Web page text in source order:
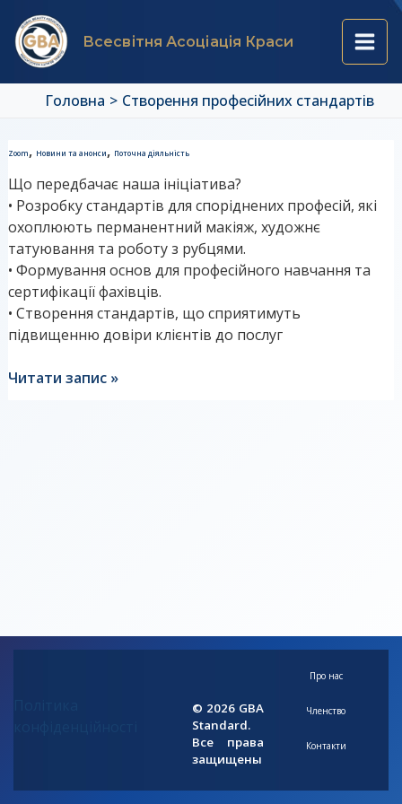
Перейти
до
вмісту
Всесвітня Асоціація Краси
Main
Головна Створення професійних стандартів
Zoom, Новини та анонси, Поточна діяльність
Що передбачає наша ініціатива?
• Розробку стандартів для споріднених професій, які
охоплюють перманентний макіяж, художнє
татуювання та роботу з рубцями.
• Формування основ для професійного навчання та
сертифікації фахівців.
• Створення стандартів, що сприятимуть
підвищенню довіри клієнтів до послуг
Ініціація
професійних
стандартів
Читати запис »
© 2026 GBA
Standard.
Все права
защищены
Про нас
Членство
Контакти